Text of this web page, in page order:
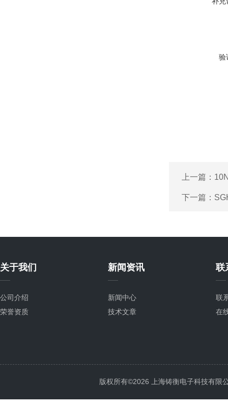
验
上一篇：
下一篇：
关于我们
公司介绍
荣誉资质
新闻资讯
新闻中心
技术文章
联
联
在
版权所有©2026 上海铸衡电子科技有